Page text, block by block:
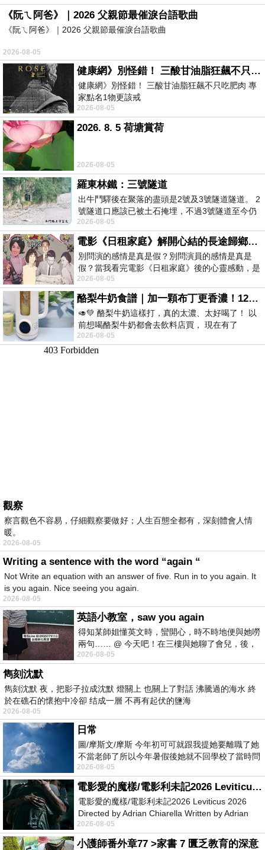
《阮ㄟ阿爸》｜2026 父親節最催淚台語歌曲
《阮ㄟ阿爸》｜2026 父親節最催淚台語歌曲
2026-08-05
健康網》別怪錯！ 三酸甘油脂狂飆不只吃肥肉 專家點名1物更該戒
健康網》別怪錯！ 三酸甘油脂狂飆不只吃肥肉 專
家點名1物更該戒
https://health.ltn.com.tw/article/breakingnews/
2026-08-05
2026. 8. 5 荷塘賞荷
2026-08-05
羅東林鐵：三號隧道
出牛鬥驛後在聚落的盡頭是2號及3號隧道隧道。 2
號隧道口應該已被土石掩埋，不過3號隧道至今仍
存在。從台7丙牛鬥橋上往左岸上游方
2026-08-05
電影《日租家庭》解開心結的長途歸鄉！能在電影院感受到地理的寬闊和人心的相鄰，真是太棒了！
別問演的感情是真是假？別問演員的感情是真是
假？當我看完電影《日租家庭》後的心靈感動，是
真的。詮釋的情感觸動了人心，就是真情
2026-08-05
酪梨牛奶食譜｜加一顆布丁更香濃！120秒完成飲料店級酪梨奶昔｜imami 旗艦豆漿機
🥑💚 酪梨牛奶這樣打，真的太濃、太好喝了！ 以
前想喝酪梨牛奶都會去飲料店買， 現在有了
imami 健康煮藝｜旗艦破壁智慧養生豆漿機，
2026-08-05
觀察
察言觀色不容易，仔細觀察要做好；人生百態全都有，深刻體會人情
暖。
2026-08-05
Writing a sentence with the word “again “
Not Write an equation with an answer of five. Run in to you again. It
is you again. Nice seeing you again.
2026-08-05
英語小教室，saw you again
得知某師姐懂英文時，蠻開心，時不時地便與她嘮
兩句…… @ 今天吧！在三樓與她聊了會兒，後，
下二樓居然又撞到她，於是
2026-08-05
雋刻沈默
雋刻沈默 夜，把影子拉成沈默 燈關上 也關上了對話 沸騰過的海水 終
於在礁石的懷抱中冷卻 结成一層 不再有起伏的鹽海
2026-08-05
日常
圖/摩斯文/摩斯 今年初可可就跟我提她要離職了她
不當老師了所以今年暑假後她就不回學校了當時問
她不是很喜歡幼幼班的小朋友嗎捨得不
2026-08-05
電影愛的魔樣/電影利未記2026 Leviticus 2026
電影愛的魔樣/電影利未記2026 Leviticus 2026
Directed by Adrian Chiarella Written by Adrian
Chiarella Starring Joe Bird
2026-08-05
小護師番外章77 >家書 7 匱乏教育的深意